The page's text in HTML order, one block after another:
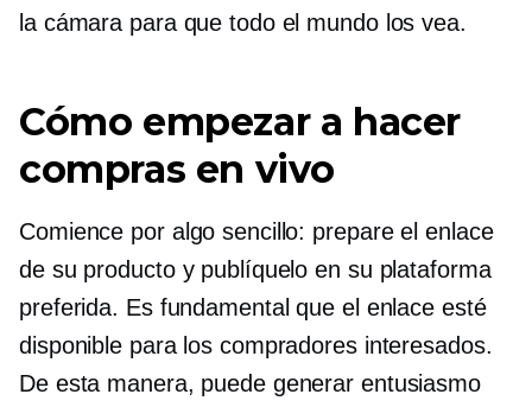
la cámara para que todo el mundo los vea.
Cómo empezar a hacer
compras en vivo
Comience por algo sencillo: prepare el enlace
de su producto y publíquelo en su plataforma
preferida. Es fundamental que el enlace esté
disponible para los compradores interesados.
De esta manera, puede generar entusiasmo